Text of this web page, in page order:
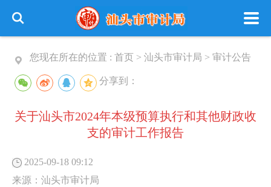
您现在所在的位置 : 首页 > 汕头市审计局 > 审计公告
分享到：
关于汕头市2024年本级预算执行和其他财政收
支的审计工作报告
2025-09-18 09:12
来源： 汕头市审计局